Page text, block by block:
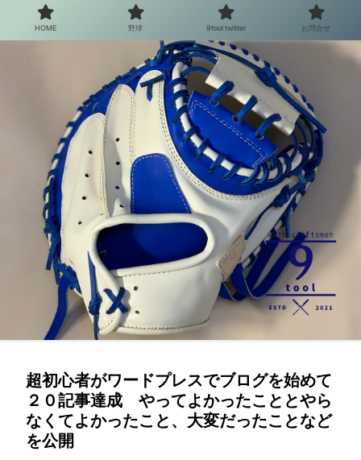
超初心者がワードプレスでブログを始めて
２０記事達成 やってよかったこととやら
なくてよかったこと、大変だったことなど
を公開
HOME 野球 9tool twitter お問合せ